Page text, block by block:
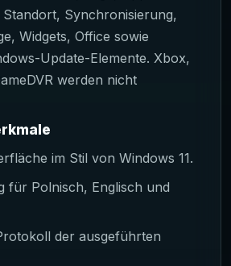
Synchronisierung,
Widgets, Office sowie
Update-Elemente. Xbox,
werden nicht
im Stil von Windows 11.
für Polnisch, Englisch und
der ausgeführten